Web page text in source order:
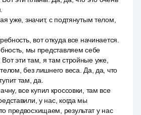
уже, значит, с подтянутым телом,
вот откуда все начинается.
мы представляем себе
эти там, я там стройные уже,
без лишнего веса. Да, да, что
там, да.
все купил кроссовки, там все
у нас, когда мы
предвосхищаем, результат у нас